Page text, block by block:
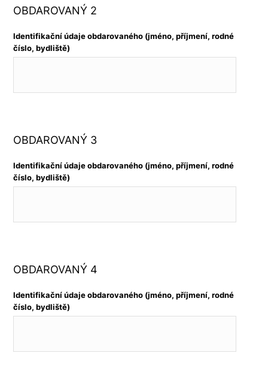
OBDAROVANÝ 2
Identifikační údaje obdarovaného (jméno, příjmení, rodné
číslo, bydliště)
OBDAROVANÝ 3
Identifikační údaje obdarovaného (jméno, příjmení, rodné
číslo, bydliště)
OBDAROVANÝ 4
Identifikační údaje obdarovaného (jméno, příjmení, rodné
číslo, bydliště)